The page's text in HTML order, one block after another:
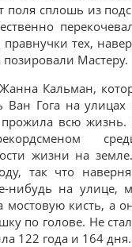
поля сплошь из
тех,
позировали Мастеру.
Кальман,
Ван Гога на улицах
всю жизнь.
жизни на
так что
нибудь на улице,
кисть, а
по голове. Не
122 года и 164 дня.